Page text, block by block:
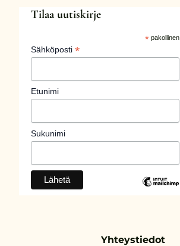
Tilaa uutiskirje
*pakollinen
Sähköposti *
Etunimi
Sukunimi
Yhteystiedot